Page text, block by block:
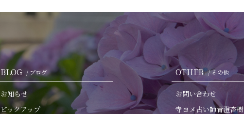
BLOG / ブログ
お知らせ
ピックアップ
OTHER / その他
お問い合わせ
寺ヨメ占い師青澄杏樹